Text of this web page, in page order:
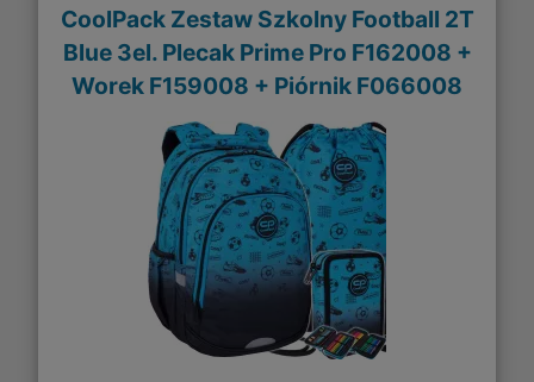
CoolPack Zestaw Szkolny Football 2T
Blue 3el. Plecak Prime Pro F162008 +
Worek F159008 + Piórnik F066008